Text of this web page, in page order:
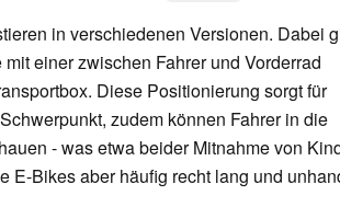
in verschiedenen Versionen. Dabei
einer zwischen Fahrer und Vorderrad
Diese Positionierung sorgt für
zudem können Fahrer in die
- was etwa beider Mitnahme von
E-Bikes aber häufig recht lang und